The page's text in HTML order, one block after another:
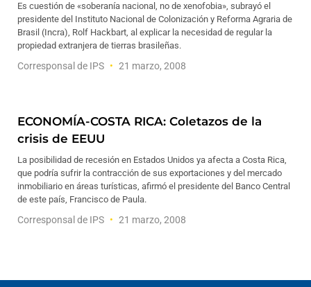
Es cuestión de «soberanía nacional, no de xenofobia», subrayó el
presidente del Instituto Nacional de Colonización y Reforma Agraria de
Brasil (Incra), Rolf Hackbart, al explicar la necesidad de regular la
propiedad extranjera de tierras brasileñas.
Corresponsal de IPS 21 marzo, 2008
ECONOMÍA-COSTA RICA: Coletazos de la
crisis de EEUU
La posibilidad de recesión en Estados Unidos ya afecta a Costa Rica,
que podría sufrir la contracción de sus exportaciones y del mercado
inmobiliario en áreas turísticas, afirmó el presidente del Banco Central
de este país, Francisco de Paula.
Corresponsal de IPS 21 marzo, 2008